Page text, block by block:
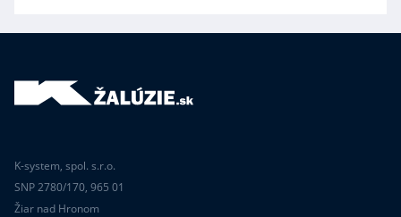
K-system, spol. s.r.o.
SNP 2780/170, 965 01
Žiar nad Hronom